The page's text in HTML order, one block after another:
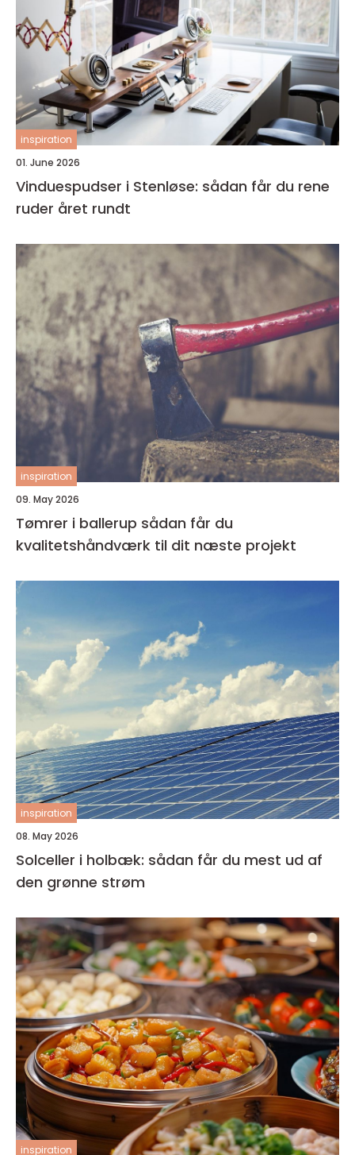
inspiration
01. June 2026
Vinduespudser i Stenløse: sådan får du rene
ruder året rundt
inspiration
09. May 2026
Tømrer i ballerup sådan får du
kvalitetshåndværk til dit næste projekt
inspiration
08. May 2026
Solceller i holbæk: sådan får du mest ud af
den grønne strøm
inspiration